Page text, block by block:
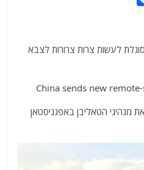
e
o
o
לעשות צרות צרורות לצבא
הטאליבן באפגניסטאן